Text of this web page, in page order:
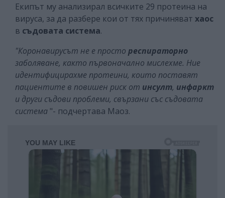
Екипът му анализирал всичките 29 протеина на
вируса, за да разбере кои от тях причиняват хаос
в съдовата система.
"Коронавирусът не е просто респираторно
заболяване, както първоначално мислехме. Ние
идентифицирахме протеини, които поставят
пациентите в повишен риск от инсулт, инфаркт
и други съдови проблеми, свързани със съдовата
система "- подчертава Маоз.